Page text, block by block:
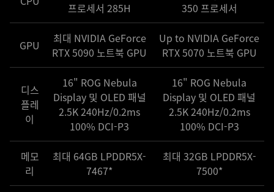
프로세서 285H
350 프로세서
GPU
최대 NVIDIA GeForce
RTX 5090 노트북 GPU
Up to NVIDIA GeForce
RTX 5070 노트북 GPU
디스
플레
이
16" ROG Nebula
Display 및 OLED 패널
2.5K 240Hz/0.2ms
100% DCI-P3
16" ROG Nebula
Display 및 OLED 패널
2.5K 240Hz/0.2ms
100% DCI-P3
메모
리
최대 64GB LPDDR5X-
7467*
최대 32GB LPDDR5X-
7500*